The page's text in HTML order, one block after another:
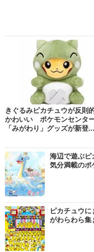
きぐるみピカチュウが反則
かわいい ポケモンセンタ
「みがわり」グッズが新登...
海辺で遊ぶ
気分満載のポ
ピカチュウ
がわらわら集